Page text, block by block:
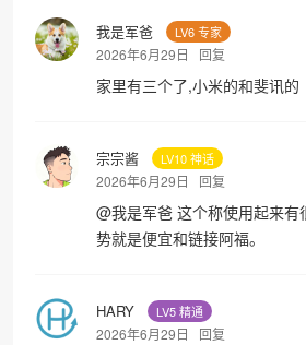
我是军爸 LV6 专家
2026年6月29日 回复
家里有三个了,小米的和斐讯的
宗宗酱 LV10 神话
2026年6月29日 回复
@我是军爸 这个称使用起来有
势就是便宜和链接阿福。
HARY LV5 精通
2026年6月29日 回复